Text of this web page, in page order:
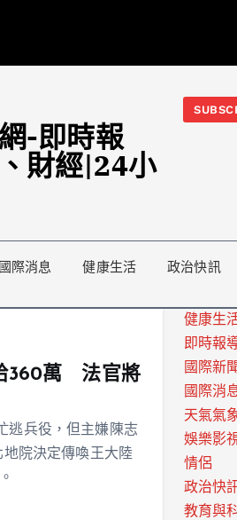
議 梁文傑回「只能靠嘴巴」
今日熱門
-即時報
財經|24小
國際消息 健康生活 政治快訊
360萬 法官將
逃兵役，但主嫌陳志
院決定傳喚王大陸
健康生
即時報
國際新
國際消
天氣氣
娛樂影
情侶
政治快
教育與